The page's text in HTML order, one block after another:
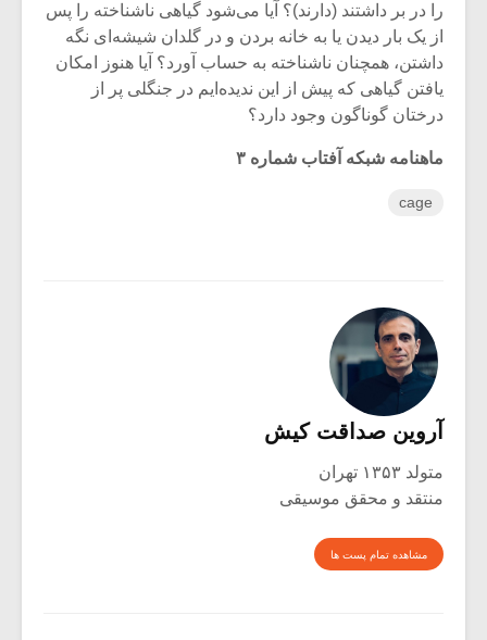
را در بر داشتند (دارند)؟ آیا می‌شود گیاهی ناشناخته را پس
از یک بار دیدن یا به خانه بردن و در گلدان شیشه‌ای نگه
داشتن، همچنان ناشناخته به حساب آورد؟ آیا هنوز امکان
یافتن گیاهی که پیش از این ندیده‌ایم در جنگلی پر از
درختان گوناگون وجود دارد؟
ماهنامه شبکه آفتاب شماره ۳
cage
آروین صداقت کیش
متولد ۱۳۵۳ تهران
منتقد و محقق موسیقی
مشاهده تمام پست ها